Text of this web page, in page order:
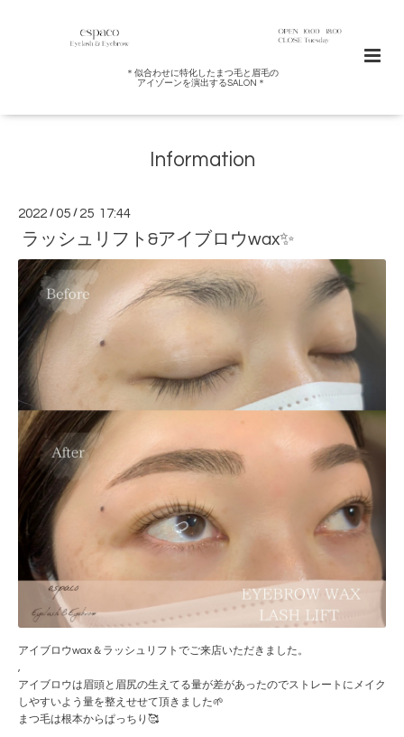
＊似合わせに特化したまつ毛と眉毛の
アイゾーンを演出するSALON＊
Information
2022 /05 / 25 17:44
ラッシュリフト&アイブロウwax✨
アイブロウwax＆ラッシュリフトでご来店いただきました。
,
アイブロウは眉頭と眉尻の生えてる量が差があったのでストレートにメイク
しやすいよう量を整えせせて頂きました🌱
まつ毛は根本からぱっちり🥰